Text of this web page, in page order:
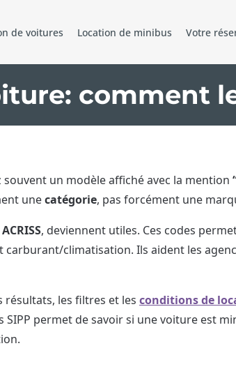
de voitures Location de minibus Votre
comment
un modèle affiché avec la mention
unecatégorie, pas forcément une
, deviennent utiles. Ces codes
climatisation. Ils aident les
résultats, les filtres et les conditions de
permet de savoir si une voiture est